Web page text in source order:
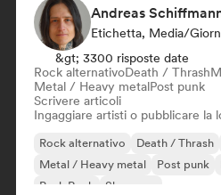
Etichetta, Media/
&gt; 3300 risposte date
Rock alternativoDeath / Thrash
Metal / Heavy metalPost punk
Scrivere articoli
Ingaggiare artisti o pubblicare la
Rock alternativo Death / Thrash
Metal / Heavy metal
Post punk
Punk Rock
Shoegaze